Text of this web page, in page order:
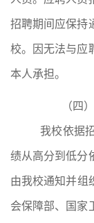
招聘期间应保持
校。因无法与应
本人承担。
（四
我校依据
绩从高分到低分
由我校通知并组
会保障部、国家